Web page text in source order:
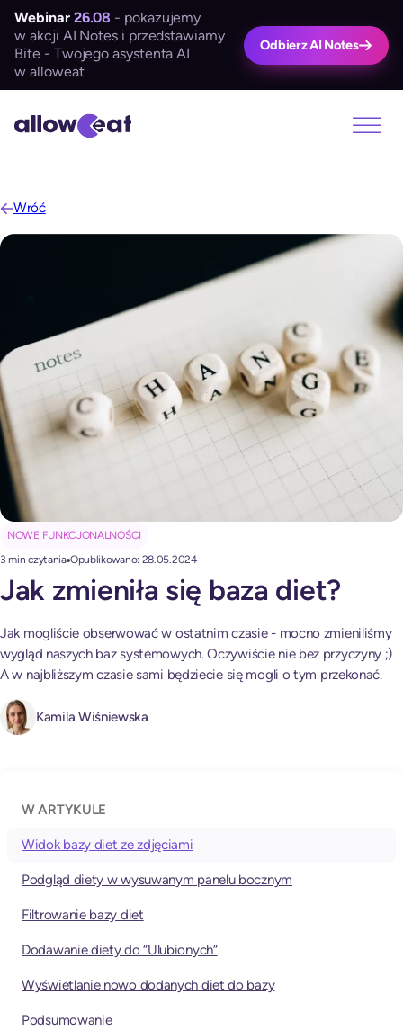
Webinar 26.08 - pokazujemy
w akcji AI Notes i przedstawiamy
Bite - Twojego asystenta AI
w alloweat
Odbierz AI Notes
Wróć
NOWE FUNKCJONALNOŚCI
3 min czytania Opublikowano: 28.05.2024
Jak zmieniła się baza diet?
Jak mogliście obserwować w ostatnim czasie - mocno zmieniliśmy
wygląd naszych baz systemowych. Oczywiście nie bez przyczyny ;)
A w najbliższym czasie sami będziecie się mogli o tym przekonać.
Kamila Wiśniewska
W ARTYKULE
Widok bazy diet ze zdjęciami
Podgląd diety w wysuwanym panelu bocznym
Filtrowanie bazy diet
Dodawanie diety do “Ulubionych”
Wyświetlanie nowo dodanych diet do bazy
Podsumowanie